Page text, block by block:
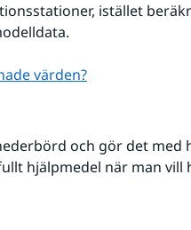
istället
värden?
och gör det med
hjälpmedel när man vill